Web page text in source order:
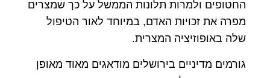
החטופים ולמרות תלונות הממשל על כך שמצרים
מפרה את זכויות האדם, במיוחד לאור הטיפול
שלה באופוזיציה המצרית.
גורמים מדיניים בירושלים מודאגים מאוד מאופן